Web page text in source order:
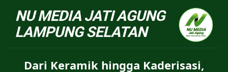
NU Jatiagung - Situs
Dari Keramik hingga Kaderisasi,